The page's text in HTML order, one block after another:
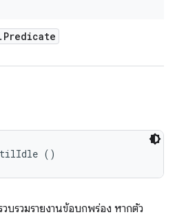
. Predicate
()
บรวมรายงานข้อบกพร่อง หากตัว